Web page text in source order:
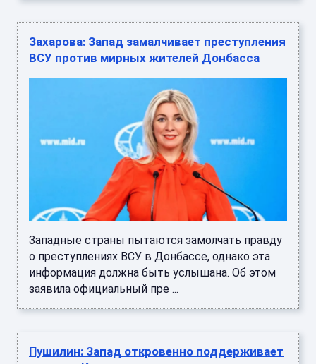
Захарова: Запад замалчивает преступления
ВСУ против мирных жителей Донбасса
Западные страны пытаются замолчать правду
о преступлениях ВСУ в Донбассе, однако эта
информация должна быть услышана. Об этом
заявила официальный пре ...
Пушилин: Запад откровенно поддерживает